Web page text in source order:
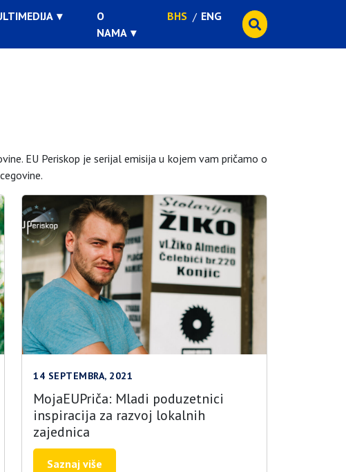
O
NAMA
BHS ENG
EU Periskop je serijal emisija u kojem vam pričamo o
14 SEPTEMBRA, 2021
MojaEUPriča: Mladi poduzetnici
inspiracija za razvoj lokalnih
zajednica
Saznaj više